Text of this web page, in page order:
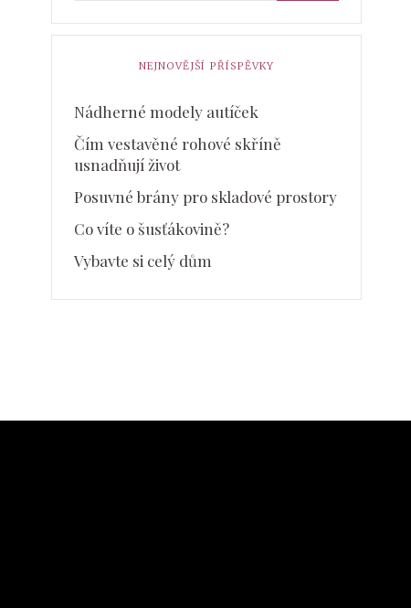
NEJNOVĚJŠÍ PŘÍSPĚVKY
Nádherné modely autíček
Čím vestavěné rohové skříně
usnadňují život
Posuvné brány pro skladové prostory
Co víte o šusťákovině?
Vybavte si celý dům